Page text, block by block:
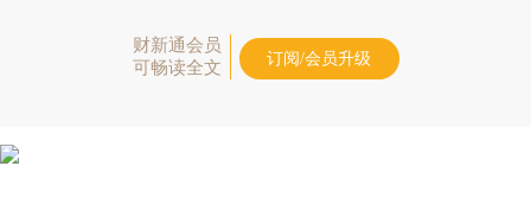
财新通会员
可畅读全文
订阅/会员升级